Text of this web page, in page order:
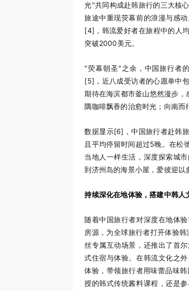
光"共同构成赴韩旅行的三大核
旅途中重现荧幕前的浪漫与感
[4] ，韩流爱好者在旅程中的人
突破2000美元。
"荧幕朝圣"之余，中国旅行者
[5] ，近八成受访者的心愿单中
期待在海滨都市釜山悠然漫步
隅咖啡飘香的治愈时光；向南而
数据显示[6] ，中国旅行者赴韩
且平均停留时间超过5晚。在松
当地人一样生活，深度探索城
到济州岛的海景小屋，爱彼迎以
持续深化在地体验，搭建中韩人
随着中国旅行者对深度在地体
房源，为全球旅行者打开体验
丝专属互动场景，还推出了首
式住宿与体验。在韩流文化之
体验，带领旅行者用味蕾品味
授的韩式传统酱料课程，还是